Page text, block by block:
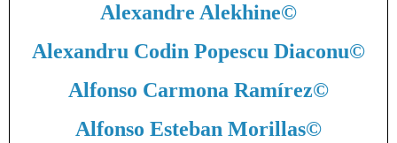
Alexandre Alekhine©
Alexandru Codin Popescu Diaconu©
Alfonso Carmona Ramírez©
Alfonso Esteban Morillas©